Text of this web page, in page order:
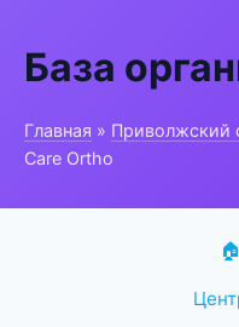
База
Главная » Приволжский
Care Ortho